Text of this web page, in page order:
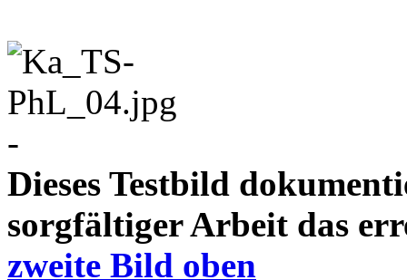
-
Dieses Testbild
sorgfältiger Arbeit das
zweite Bild oben